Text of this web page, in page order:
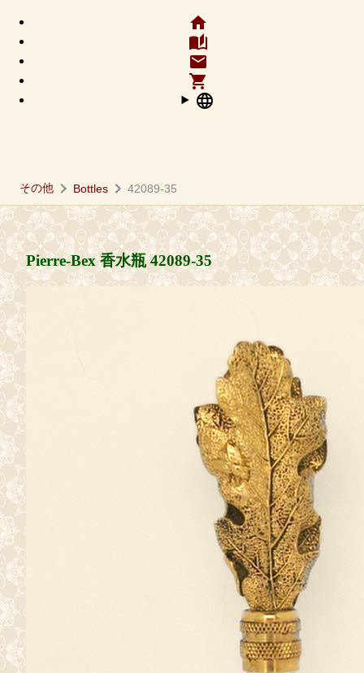
home
auto_stories
email
shopping_cart
language
その他 chevron_right Bottles chevron_right 42089-35
Pierre-Bex 香水瓶42089-35